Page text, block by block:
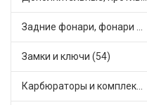
Задние фонари, фонари видимости (5)
Замки и ключи (54)
Карбюраторы и комплектующие (32)